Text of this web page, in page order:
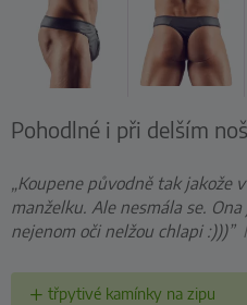
Pohodlné i při delším
„Koupene původně tak jakože
manželku. Ale nesmála se.
nejenom oči nelžou chlapi :)))”
třpytivé kamínky na zipu